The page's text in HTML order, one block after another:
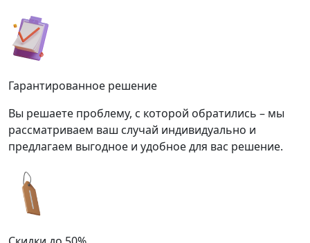
Гарантированное решение
Вы решаете проблему, с которой обратились – мы
рассматриваем ваш случай индивидуально и
предлагаем выгодное и удобное для вас решение.